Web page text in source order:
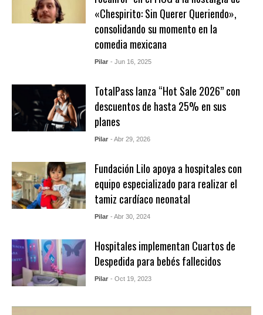
«Chespirito: Sin Querer Queriendo»,
consolidando su momento en la
comedia mexicana
Pilar - Jun 16, 2025
TotalPass lanza “Hot Sale 2026” con
descuentos de hasta 25% en sus
planes
Pilar - Abr 29, 2026
Fundación Lilo apoya a hospitales con
equipo especializado para realizar el
tamiz cardíaco neonatal
Pilar - Abr 30, 2024
Hospitales implementan Cuartos de
Despedida para bebés fallecidos
Pilar - Oct 19, 2023